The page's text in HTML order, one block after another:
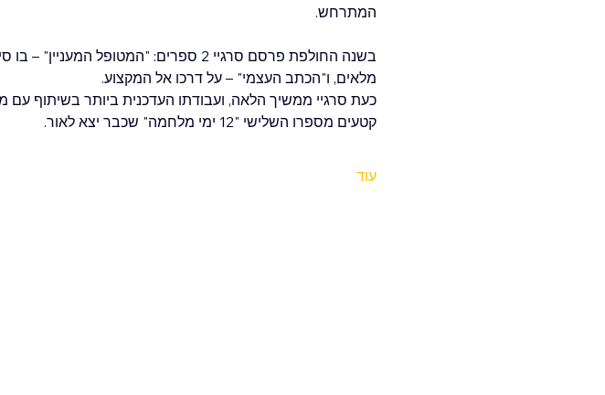
המתרחש.
בשנה החולפת פרסם סרגיי 2 ספרים:
מלאים, ו"הכתב העצמי" – על דרכו אל המקצוע.
כעת סרגיי ממשיך הלאה, ועבודתו העדכנית ביותר בשיתוף עם
קטעים מספרו השלישי "12 ימי מלחמה" שכבר יצא לאור.
עוד